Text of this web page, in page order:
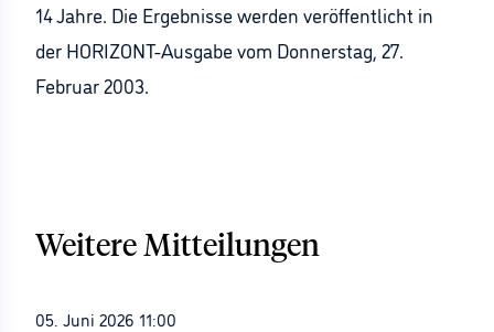
14 Jahre. Die Ergebnisse werden veröffentlicht in
der HORIZONT-Ausgabe vom Donnerstag, 27.
Februar 2003.
Weitere Mitteilungen
05. Juni 2026 11:00